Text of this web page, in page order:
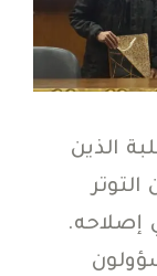
الذين
إصلاحه.